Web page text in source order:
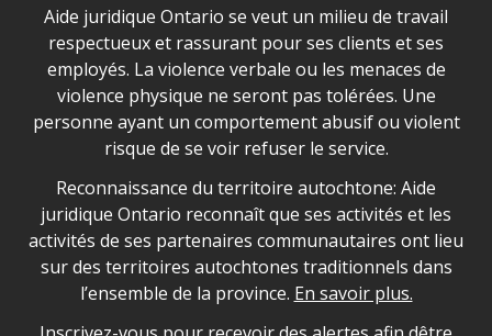
Déclaration sur la sécurité dans les locaux d'AJO.
Aide juridique Ontario se veut un milieu de travail
respectueux et rassurant pour ses clients et ses
employés. La violence verbale ou les menaces de
violence physique ne seront pas tolérées. Une
personne ayant un comportement abusif ou violent
risque de se voir refuser le service.
Legal Aid Ontario land acknowledgement
Reconnaissance du territoire autochtone: Aide
juridique Ontario reconnaît que ses activités et les
activités de ses partenaires communautaires ont lieu
sur des territoires autochtones traditionnels dans
l’ensemble de la province. En savoir plus.